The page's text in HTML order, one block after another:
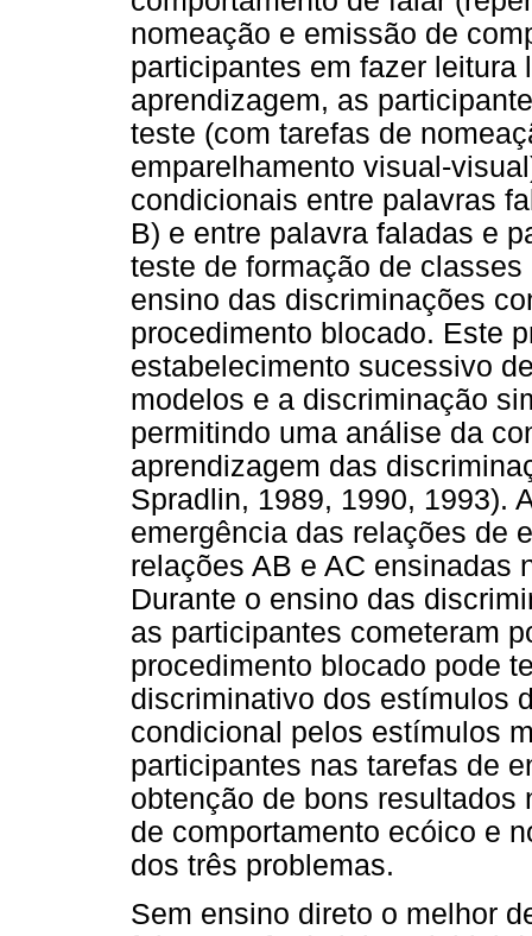
nomeação e emissão de
participantes em fazer
aprendizagem, as
teste (com tarefas de
emparelhamento visual-
condicionais entre palavras
B) e entre palavra faladas e
teste de formação de
ensino das discriminações
procedimento blocado. Este
estabelecimento sucessivo
modelos e a discriminação
permitindo uma análise da
aprendizagem das
Spradlin, 1989, 1990, 1993).
emergência das relações de
relações AB e AC ensinadas
Durante o ensino das
as participantes cometeram
procedimento blocado pode
discriminativo dos estímulos
condicional pelos estímulos
participantes nas tarefas de
obtenção de bons
de comportamento ecóico e
dos três problemas.
Sem ensino direto o melhor